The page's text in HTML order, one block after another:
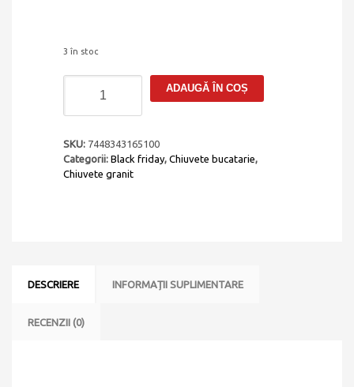
3 în stoc
Chiuveta
dubla
cu
2
Jasmine
accesorii
ADAUGĂ ÎN COȘ
SKU: 7448343165100
Categorii: Black friday, Chiuvete bucatarie,
Chiuvete granit
DESCRIERE INFORMAȚII SUPLIMENTARE
RECENZII (0)